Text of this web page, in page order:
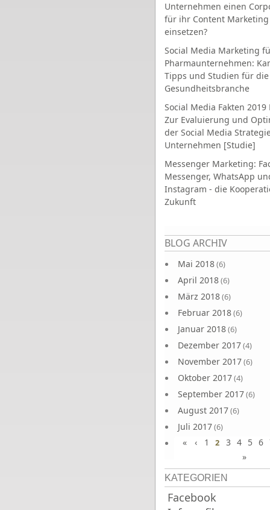
Unternehmen einen
für ihr Content Marketing
einsetzen?
Social Media Marketing
Pharmaunternehmen:
Tipps und Studien für die
Gesundheitsbranche
Social Media Fakten 2019
Zur Evaluierung und
der Social Media
Unternehmen [Studie]
Messenger Marketing:
Messenger, WhatsApp
Instagram - die
Zukunft
BLOG ARCHIV
Mai 2018(6)
April 2018(6)
März 2018(6)
Februar 2018(6)
Januar 2018(6)
Dezember 2017(4)
November 2017(6)
Oktober 2017(4)
September 2017(6)
August 2017(6)
Juli 2017(6)
Juni 2017(6)
Seiten
« ‹ 1 2 3 4 5 6
»
KATEGORIEN
Facebook